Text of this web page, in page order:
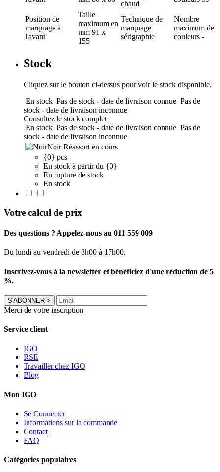
chaud
Position de
marquage à
l'avant
Taille
maximum en
mm 91 x
155
Technique de
marquage
sérigraphie
Nombre
maximum de
couleurs -
Stock
Cliquez sur le bouton ci-dessus pour voir le stock disponible.
En stock Pas de stock - date de livraison connue Pas de
stock - date de livraison inconnue
Consultez le stock complet
En stock Pas de stock - date de livraison connue Pas de
stock - date de livraison inconnue
Noir Réassort en cours
{0} pcs
En stock à partir du {0}
En rupture de stock
En stock
Votre calcul de prix
Des questions ? Appelez-nous au 011 559 009
Du lundi au vendredi de 8h00 à 17h00.
Inscrivez-vous à la newsletter et bénéficiez d'une réduction de 5
%.
S'ABONNER >
Merci de votre inscription
Service client
IGO
RSE
Travailler chez IGO
Blog
Mon IGO
Se Connecter
Informations sur la commande
Contact
FAQ
Catégories populaires